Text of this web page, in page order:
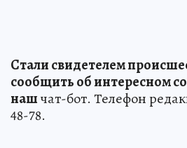
Стали свидетелем
сообщить об интересном
нашчат-бот. Телефон
48-78.